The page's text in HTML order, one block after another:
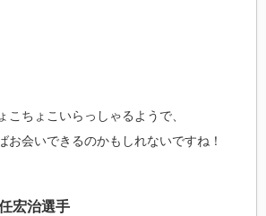
こちょこいらっしゃるようで、
お会いできるのかもしれないですね！
宏治選手